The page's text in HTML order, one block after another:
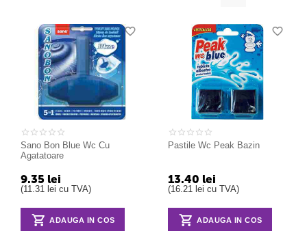
Sano Bon Blue Wc Cu
Agatatoare
9.35 lei
(11.31 lei cu TVA)
ADAUGA IN COS
Pastile Wc Peak Bazin
13.40 lei
(16.21 lei cu TVA)
ADAUGA IN COS